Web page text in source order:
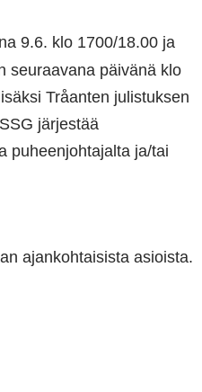
9.6. klo 1700/18.00 ja
seuraavana päivänä klo
Tråanten julistuksen
järjestää
puheenjohtajalta ja/tai
ajankohtaisista asioista.